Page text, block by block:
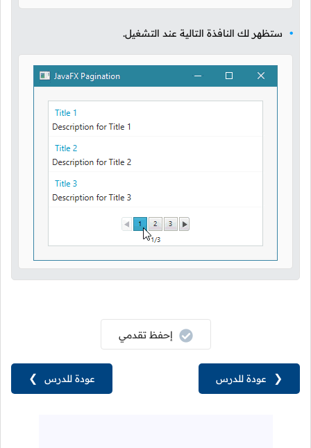
ستظهر لك النافذة التالية عند التشغيل.
عودة للدرس ❯
إحفظ تقدمي
❮ عودة للدرس